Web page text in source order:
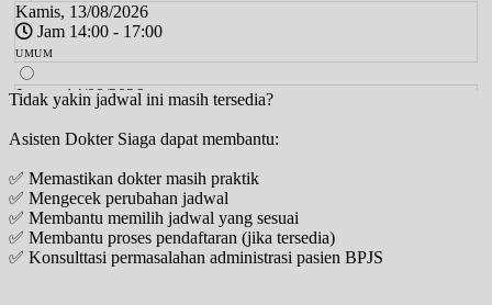
Kamis, 13/08/2026
Jam 14:00 - 17:00
UMUM
Jumat, 14/08/2026
Jam 17:00 - 20:00
UMUM
Sabtu, 15/08/2026
Jam 16:00 - 19:00
UMUM
Senin, 17/08/2026
Tidak yakin jadwal ini masih tersedia?
Asisten Dokter Siaga dapat membantu:
✅ Memastikan dokter masih praktik
✅ Mengecek perubahan jadwal
✅ Membantu memilih jadwal yang sesuai
✅ Membantu proses pendaftaran (jika tersedia)
✅ Konsulttasi permasalahan administrasi pasien BPJS